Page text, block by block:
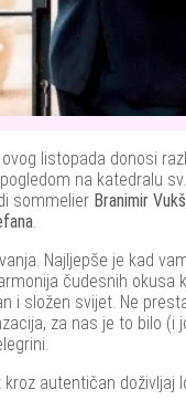
listopada donosi
na katedralu
sommelier Branimir
Najljepše je kad
čudesnih okusa
i složen svijet. Ne
za nas je to bilo (i
autentičan doživljaj